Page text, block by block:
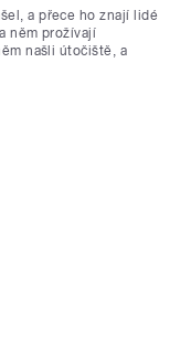
a přece ho znají lidé
něm prožívají
našli útočiště, a